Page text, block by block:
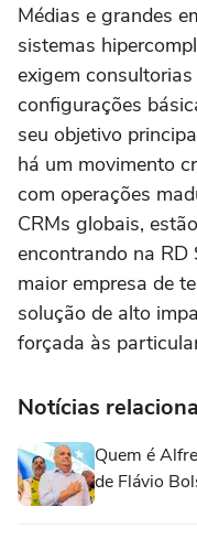
Médias e grandes
sistemas
exigem
configurações
seu objetivo
há um movimento
com operações
CRMs globais,
encontrando na
maior empresa de
solução de alto
forçada às
Notícias
Quem é
de Flávio